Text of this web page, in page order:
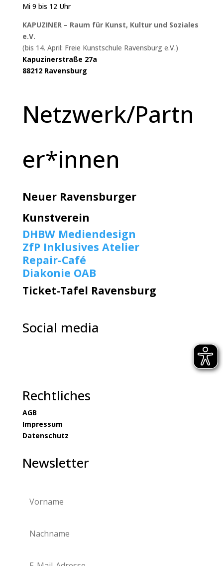
Mi 9 bis 12 Uhr
KAPUZINER – Raum für Kunst, Kultur und Soziales
e.V.
(bis 14. April: Freie Kunstschule Ravensburg e.V.)
Kapuzinerstraße 27a
88212 Ravensburg
Netzwerk/Partn
er*innen
Neuer Ravensburger
Kunstverein
DHBW Mediendesign
ZfP Inklusives Atelier
Repair-Café
Diakonie OAB
Ticket-Tafel Ravensburg
Social media
Rechtliches
AGB
Impressum
Datenschutz
Newsletter